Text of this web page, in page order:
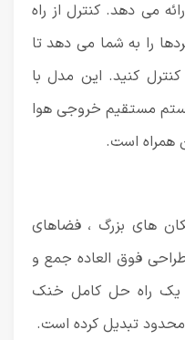
می دهد. کنترل از راه
را به شما می دهد تا
کنید. این مدل با
مستقیم خروجی هوا
همراه است.
های بزرگ ، فضاهای
فوق العاده جمع و
یک راه حل کامل خنک
تبدیل کرده است.